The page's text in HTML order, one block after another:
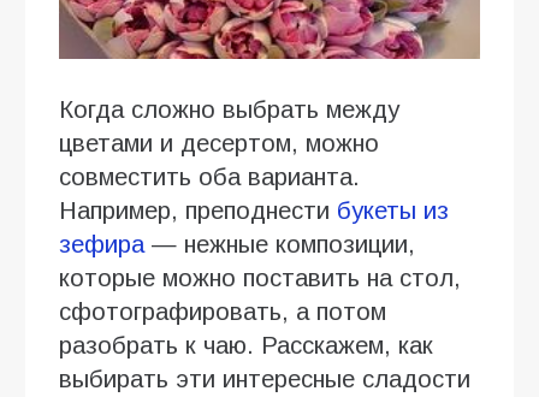
Когда сложно выбрать между
цветами и десертом, можно
совместить оба варианта.
Например, преподнести букеты из
зефира— нежные композиции,
которые можно поставить на стол,
сфотографировать, а потом
разобрать к чаю. Расскажем, как
выбирать эти интересные сладости